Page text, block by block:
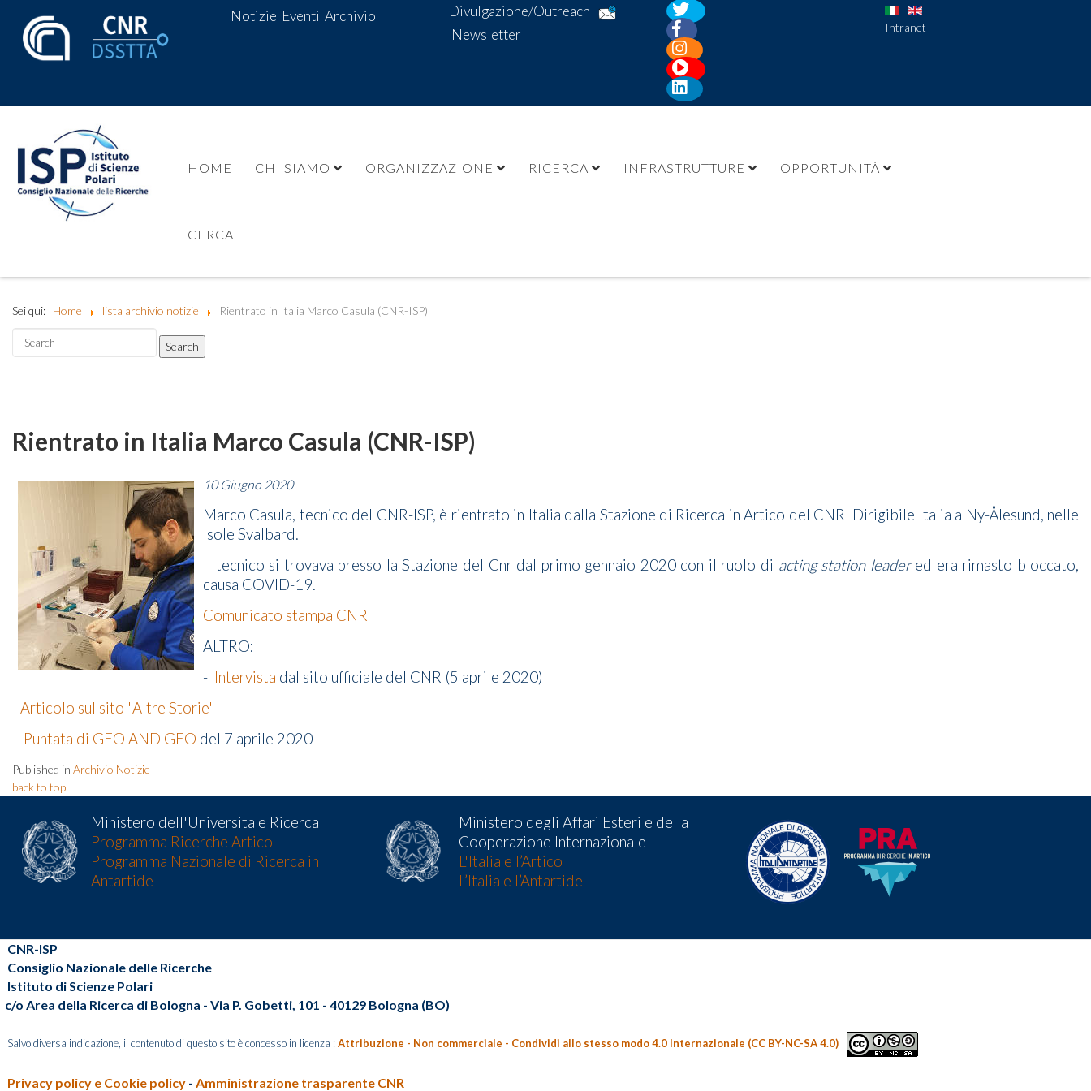
Notizie Eventi Archivio
Divulgazione/Outreach
Newsletter
Intranet
HOME CHI SIAMO ORGANIZZAZIONE RICERCA INFRASTRUTTURE OPPORTUNITÀ
CERCA
Sei qui: Home lista archivio notizie Rientrato in Italia Marco Casula (CNR-ISP)
Rientrato in Italia Marco Casula (CNR-ISP)
10 Giugno 2020
Marco Casula, tecnico del CNR-ISP, è rientrato in Italia dalla Stazione di Ricerca in Artico del CNR Dirigibile Italia a Ny-Ålesund, nelle
Isole Svalbard.
Il tecnico si trovava presso la Stazione del Cnr dal primo gennaio 2020 con il ruolo di acting station leadered era rimasto bloccato,
causa COVID-19.
Comunicato stampa CNR
ALTRO:
- Intervista dal sito ufficiale del CNR (5 aprile 2020)
-Articolo sul sito "Altre Storie"
- Puntata di GEO AND GEO del 7 aprile 2020
Published in Archivio Notizie
back to top
Ministero dell'Universita e Ricerca
Programma Ricerche Artico
Programma Nazionale di Ricerca in
Antartide
Ministero degli Affari Esteri e della
Cooperazione Internazionale
L'Italia e l’Artico
L’Italia e l’Antartide
CNR-ISP
Consiglio Nazionale delle Ricerche
Istituto di Scienze Polari
c/o Area della Ricerca di Bologna - Via P. Gobetti, 101 - 40129 Bologna (BO)
Salvo diversa indicazione, il contenuto di questo sito è concesso in licenza : Attribuzione - Non commerciale - Condividi allo stesso modo 4.0 Internazionale (CC BY-NC-SA 4.0)
Privacy policy e Cookie policy - Amministrazione trasparente CNR